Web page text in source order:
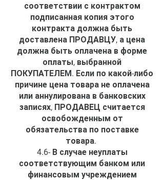
соответствии с контрактом
подписанная копия этого
контракта должна быть
доставлена ПРОДАВЦУ, а цена
должна быть оплачена в форме
оплаты, выбранной
ПОКУПАТЕЛЕМ. Если по какой-либо
причине цена товара не оплачена
или аннулирована в банковских
записях, ПРОДАВЕЦ считается
освобожденным от
обязательства по поставке
товара.
4.6- В случае неуплаты
соответствующим банком или
финансовым учреждением